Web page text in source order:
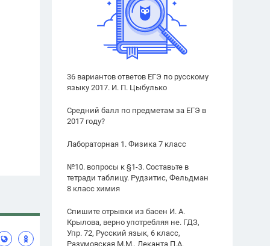
36 вариантов ответов ЕГЭ по русскому
языку 2017. И. П. Цыбулько
Средний балл по предметам за ЕГЭ в
2017 году?
Лабораторная 1. Физика 7 класс
№10. вопросы к §1-3. Составьте в
тетради таблицу. Рудзитис, Фельдман
8 класс химия
Спишите отрывки из басен И. А.
Крылова, верно употребляя не. ГДЗ,
Упр. 72, Русский язык, 6 класс,
Разумовская М.М., Леканта П.А.